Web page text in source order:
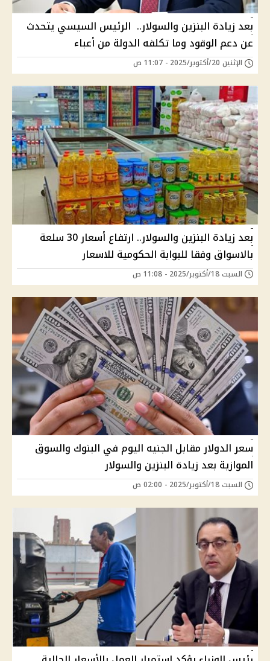
بعد زيادة البنزين والسولار.. الرئيس السيسي يتحدث
عن دعم الوقود وما تكلفه الدولة من أعباء
الإثنين 20/أكتوبر/2025 - 11:07 ص
بعد زيادة البنزين والسولار.. ارتفاع أسعار 30 سلعة
بالاسواق وفقا للبوابة الحكومية للاسعار
السبت 18/أكتوبر/2025 - 11:08 ص
سعر الدولار مقابل الجنيه اليوم في البنوك والسوق
الموازية بعد زيادة البنزين والسولار
السبت 18/أكتوبر/2025 - 02:00 ص